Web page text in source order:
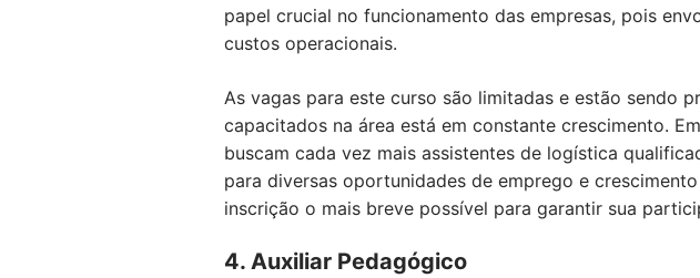
papel crucial no funcionamento das empresas, pois
custos operacionais.
As vagas para este curso são limitadas e estão sendo
capacitados na área está em constante crescimento.
buscam cada vez mais assistentes de logística
para diversas oportunidades de emprego e
inscrição o mais breve possível para garantir sua
4. Auxiliar Pedagógico